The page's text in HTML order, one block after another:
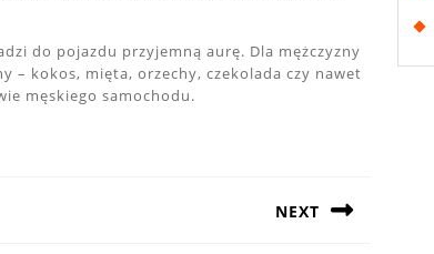
do pojazdu przyjemną aurę. Dla mężczyzny
– kokos, mięta, orzechy, czekolada czy nawet
męskiego samochodu.
NEXT